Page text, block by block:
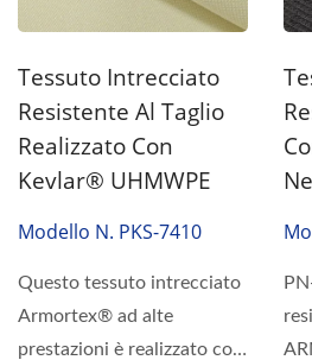
Tessuto Intrecciato
Resistente Al Taglio
Realizzato Con
Kevlar® UHMWPE
Modello N. PKS-7410
Questo tessuto intrecciato
Armortex® ad alte
prestazioni è realizzato con